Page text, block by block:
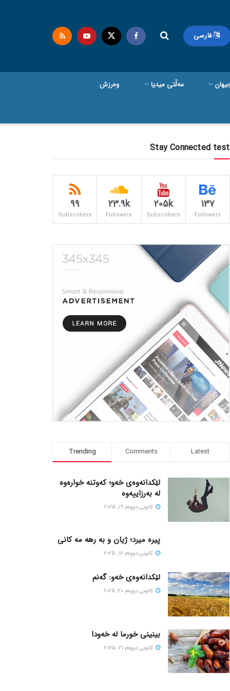
فارسی
مەڵتی میدیا وەرزش
Stay Connected test
137
Followers
205k
Subscribers
23.9k
Followers
99
Subscribers
Trending Comments Latest
لێکدانەوەی خەو؛ کەوتنە خوارەوە
لە بەرزاییەوە
كانونی دووه‌م 19, 2025
پیره میرد؛ ژیان و به رهه مه کانی
كانونی دووه‌م 16, 2025
لێکدانەوەی خەو: گەنم
كانونی دووه‌م 20, 2025
بینینی خورما لە خەودا
كانونی دووه‌م 21, 2025